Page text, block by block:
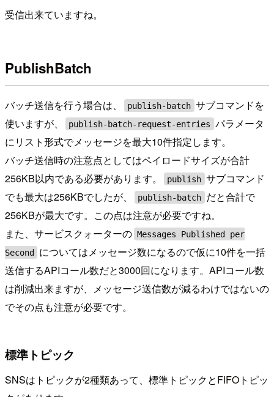
受信出来ていますね。
PublishBatch
バッチ送信を行う場合は、 publish-batch サブコマンドを
使いますが、
publish-batch-request-entries パラメータ
にリスト形式でメッセージを最大10件指定します。
バッチ送信時の注意点としてはペイロードサイズが合計
256KB以内である必要があります。
publish サブコマンド
でも最大は256KBでしたが、
publish-batch だと合計で
256KBが最大です。この点は注意が必要ですね。
また、サービスクォーターの Messages Published per
Second についてはメッセージ数になるので仮に10件を一括
送信するAPIコール数だと3000回になります。APIコール数
は削減出来ますが、メッセージ送信数が減るわけではないの
でその点も注意が必要です。
標準トピック
SNSはトピックが2種類あって、標準トピックとFIFOトピッ